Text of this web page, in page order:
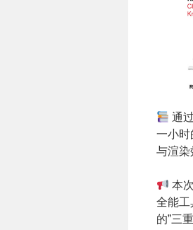
通
一小
与渲染
本
全能工
的”三